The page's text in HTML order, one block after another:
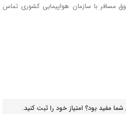
مسافر با سازمان هواپیمایی کشوری تماس
مفید بود؟ امتیاز خود را ثبت کنید.